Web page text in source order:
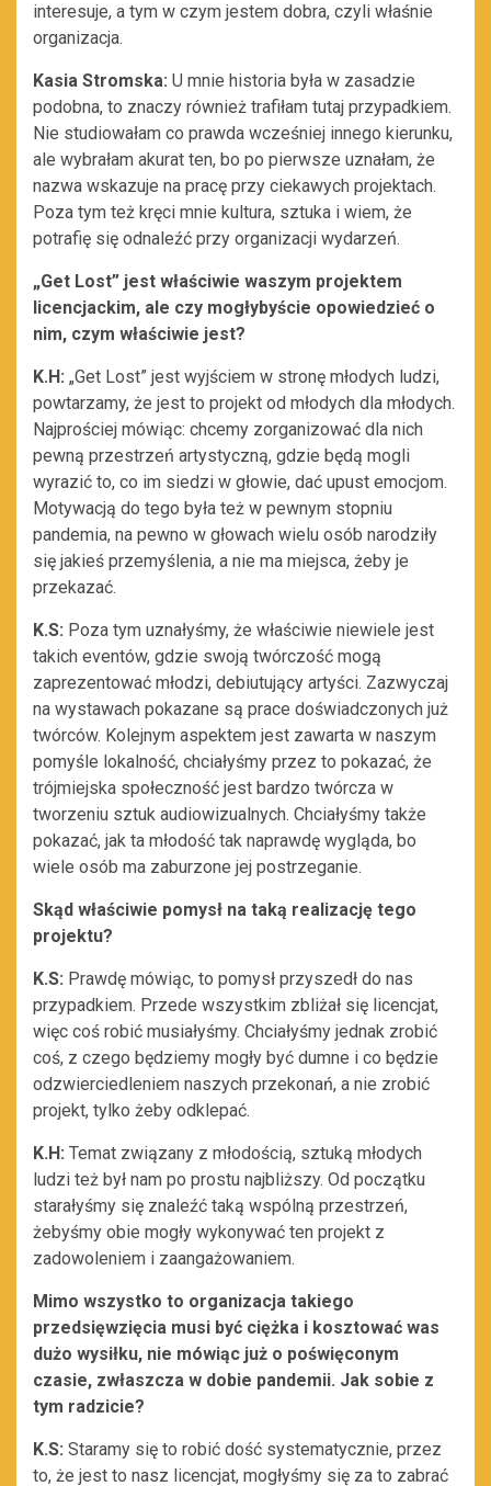
interesuje, a tym w czym jestem dobra, czyli właśnie
organizacja.
Kasia Stromska: U mnie historia była w zasadzie
podobna, to znaczy również trafiłam tutaj przypadkiem.
Nie studiowałam co prawda wcześniej innego kierunku,
ale wybrałam akurat ten, bo po pierwsze uznałam, że
nazwa wskazuje na pracę przy ciekawych projektach.
Poza tym też kręci mnie kultura, sztuka i wiem, że
potrafię się odnaleźć przy organizacji wydarzeń.
„Get Lost” jest właściwie waszym projektem
licencjackim, ale czy mogłybyście opowiedzieć o
nim, czym właściwie jest?
K.H: „Get Lost” jest wyjściem w stronę młodych ludzi,
powtarzamy, że jest to projekt od młodych dla młodych.
Najprościej mówiąc: chcemy zorganizować dla nich
pewną przestrzeń artystyczną, gdzie będą mogli
wyrazić to, co im siedzi w głowie, dać upust emocjom.
Motywacją do tego była też w pewnym stopniu
pandemia, na pewno w głowach wielu osób narodziły
się jakieś przemyślenia, a nie ma miejsca, żeby je
przekazać.
K.S: Poza tym uznałyśmy, że właściwie niewiele jest
takich eventów, gdzie swoją twórczość mogą
zaprezentować młodzi, debiutujący artyści. Zazwyczaj
na wystawach pokazane są prace doświadczonych już
twórców. Kolejnym aspektem jest zawarta w naszym
pomyśle lokalność, chciałyśmy przez to pokazać, że
trójmiejska społeczność jest bardzo twórcza w
tworzeniu sztuk audiowizualnych. Chciałyśmy także
pokazać, jak ta młodość tak naprawdę wygląda, bo
wiele osób ma zaburzone jej postrzeganie.
Skąd właściwie pomysł na taką realizację tego
projektu?
K.S: Prawdę mówiąc, to pomysł przyszedł do nas
przypadkiem. Przede wszystkim zbliżał się licencjat,
więc coś robić musiałyśmy. Chciałyśmy jednak zrobić
coś, z czego będziemy mogły być dumne i co będzie
odzwierciedleniem naszych przekonań, a nie zrobić
projekt, tylko żeby odklepać.
K.H: Temat związany z młodością, sztuką młodych
ludzi też był nam po prostu najbliższy. Od początku
starałyśmy się znaleźć taką wspólną przestrzeń,
żebyśmy obie mogły wykonywać ten projekt z
zadowoleniem i zaangażowaniem.
Mimo wszystko to organizacja takiego
przedsięwzięcia musi być ciężka i kosztować was
dużo wysiłku, nie mówiąc już o poświęconym
czasie, zwłaszcza w dobie pandemii. Jak sobie z
tym radzicie?
K.S: Staramy się to robić dość systematycznie, przez
to, że jest to nasz licencjat, mogłyśmy się za to zabrać